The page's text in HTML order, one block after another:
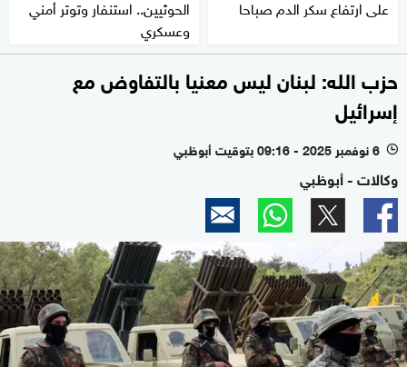
على ارتفاع سكر الدم صباحا
الحوثيين.. استنفار وتوتر أمني
وعسكري
حزب الله: لبنان ليس معنيا بالتفاوض مع
إسرائيل
l 6 نوفمبر 2025 - 09:16 بتوقيت أبوظبي
وكالات - أبوظبي